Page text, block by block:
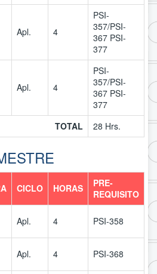
Apl. 4
PSI-
357/PSI-
367 PSI-
377
Apl. 4
PSI-
357/PSI-
367 PSI-
377
TOTAL
28 Hrs.
CICLO HORAS
PRE-
REQUISITO
Apl. 4 PSI-358
Apl. 4 PSI-368